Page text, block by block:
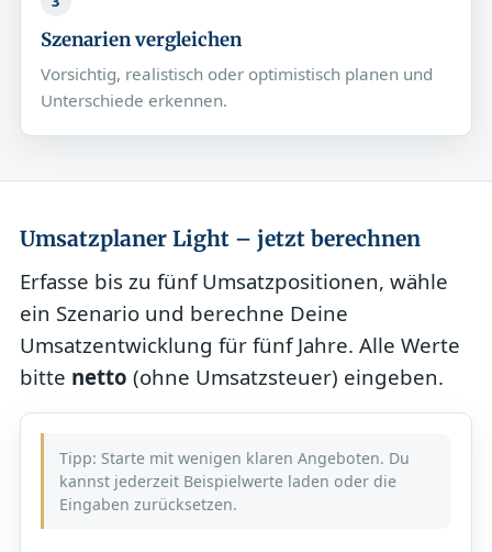
Szenarien vergleichen
Vorsichtig, realistisch oder optimistisch planen und
Unterschiede erkennen.
Umsatzplaner Light – jetzt berechnen
Erfasse bis zu fünf Umsatzpositionen, wähle
ein Szenario und berechne Deine
Umsatzentwicklung für fünf Jahre. Alle Werte
bitte netto (ohne Umsatzsteuer) eingeben.
Tipp: Starte mit wenigen klaren Angeboten. Du
kannst jederzeit Beispielwerte laden oder die
Eingaben zurücksetzen.